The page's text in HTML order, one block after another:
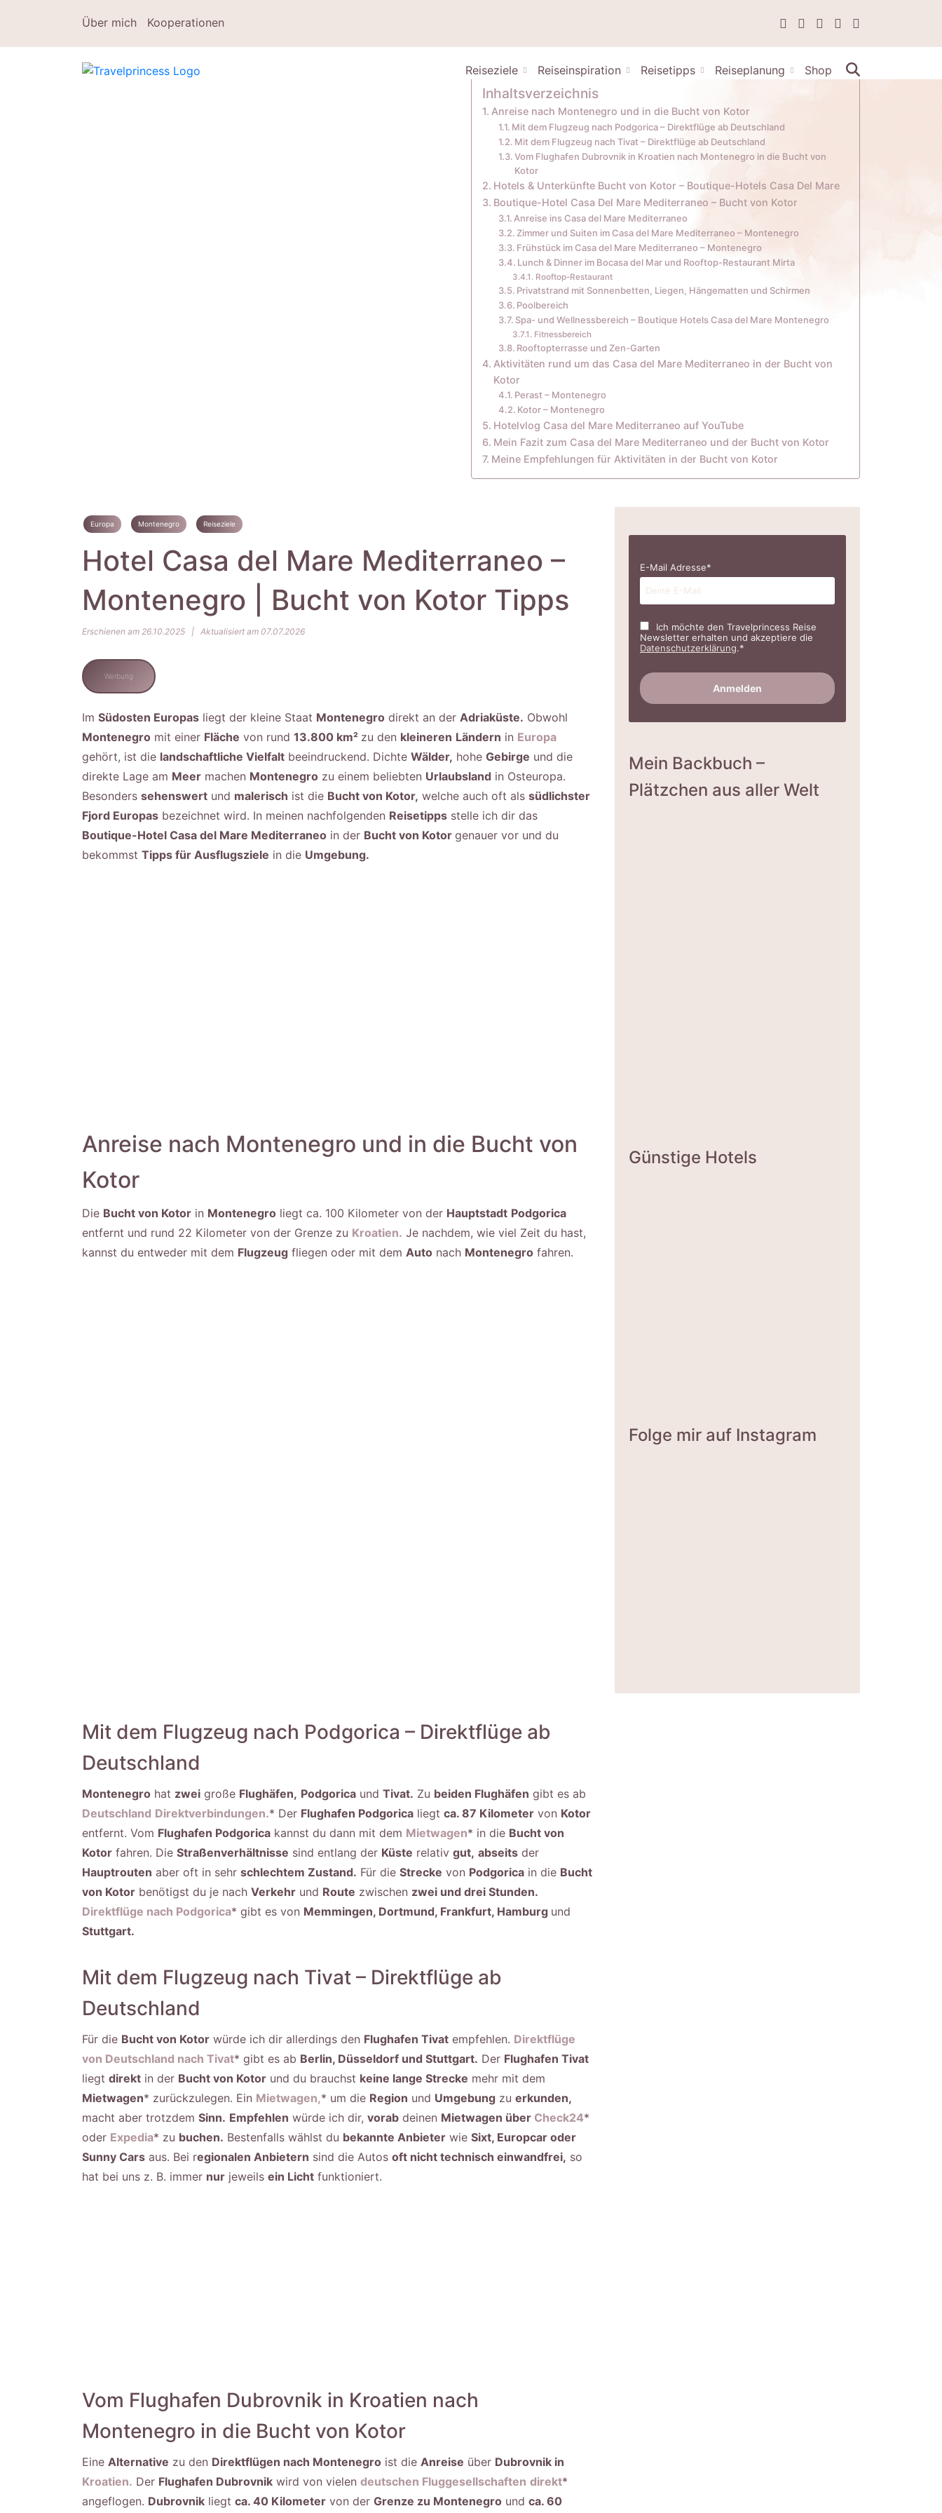
Über mich Kooperationen
Reiseziele Reiseinspiration Reisetipps Reiseplanung Shop
Inhaltsverzeichnis
Anreise nach Montenegro und in die Bucht von Kotor
Mit dem Flugzeug nach Podgorica – Direktflüge ab Deutschland
Mit dem Flugzeug nach Tivat – Direktflüge ab Deutschland
Vom Flughafen Dubrovnik in Kroatien nach Montenegro in die Bucht von
Kotor
Hotels & Unterkünfte Bucht von Kotor – Boutique-Hotels Casa Del Mare
Boutique-Hotel Casa Del Mare Mediterraneo – Bucht von Kotor
Anreise ins Casa del Mare Mediterraneo
Zimmer und Suiten im Casa del Mare Mediterraneo – Montenegro
Frühstück im Casa del Mare Mediterraneo – Montenegro
Lunch & Dinner im Bocasa del Mar und Rooftop-Restaurant Mirta
Rooftop-Restaurant
Privatstrand mit Sonnenbetten, Liegen, Hängematten und Schirmen
Poolbereich
Spa- und Wellnessbereich – Boutique Hotels Casa del Mare Montenegro
Fitnessbereich
Rooftopterrasse und Zen-Garten
Aktivitäten rund um das Casa del Mare Mediterraneo in der Bucht von
Kotor
Perast – Montenegro
Kotor – Montenegro
Hotelvlog Casa del Mare Mediterraneo auf YouTube
Mein Fazit zum Casa del Mare Mediterraneo und der Bucht von Kotor
Meine Empfehlungen für Aktivitäten in der Bucht von Kotor
Europa Montenegro Reiseziele
Hotel Casa del Mare Mediterraneo –
Montenegro | Bucht von Kotor Tipps
Erschienen am 26.10.2025 | Aktualisiert am 07.07.2026
Werbung
Im Südosten Europas liegt der kleine Staat Montenegro direkt an der Adriaküste. Obwohl
Montenegro mit einer Fläche von rund 13.800 km² zu den kleineren Ländern in Europa
gehört, ist die landschaftliche Vielfalt beeindruckend. Dichte Wälder, hohe Gebirge und die
direkte Lage am Meer machen Montenegro zu einem beliebten Urlaubsland in Osteuropa.
Besonders sehenswert und malerisch ist die Bucht von Kotor, welche auch oft als südlichster
Fjord Europas bezeichnet wird. In meinen nachfolgenden Reisetipps stelle ich dir das
Boutique-Hotel Casa del Mare Mediterraneo in der Bucht von Kotor genauer vor und du
bekommst Tipps für Ausflugsziele in die Umgebung.
Anreise nach Montenegro und in die Bucht von
Kotor
Die Bucht von Kotor in Montenegro liegt ca. 100 Kilometer von der Hauptstadt Podgorica
entfernt und rund 22 Kilometer von der Grenze zu Kroatien. Je nachdem, wie viel Zeit du hast,
kannst du entweder mit dem Flugzeug fliegen oder mit dem Auto nach Montenegro fahren.
Mit dem Flugzeug nach Podgorica – Direktflüge ab
Deutschland
Montenegro hat zwei große Flughäfen, Podgorica und Tivat. Zu beiden Flughäfen gibt es ab
Deutschland Direktverbindungen.* Der Flughafen Podgorica liegt ca. 87 Kilometer von Kotor
entfernt. Vom Flughafen Podgorica kannst du dann mit dem Mietwagen* in die Bucht von
Kotor fahren. Die Straßenverhältnisse sind entlang der Küste relativ gut, abseits der
Hauptrouten aber oft in sehr schlechtem Zustand. Für die Strecke von Podgorica in die Bucht
von Kotor benötigst du je nach Verkehr und Route zwischen zwei und drei Stunden.
Direktflüge nach Podgorica* gibt es von Memmingen, Dortmund, Frankfurt, Hamburg und
Stuttgart.
Mit dem Flugzeug nach Tivat – Direktflüge ab
Deutschland
Für die Bucht von Kotor würde ich dir allerdings den Flughafen Tivat empfehlen. Direktflüge
von Deutschland nach Tivat* gibt es ab Berlin, Düsseldorf und Stuttgart. Der Flughafen Tivat
liegt direkt in der Bucht von Kotor und du brauchst keine lange Strecke mehr mit dem
Mietwagen* zurückzulegen. Ein Mietwagen,* um die Region und Umgebung zu erkunden,
macht aber trotzdem Sinn. Empfehlen würde ich dir, vorab deinen Mietwagen über Check24*
oder Expedia* zu buchen. Bestenfalls wählst du bekannte Anbieter wie Sixt, Europcar oder
Sunny Cars aus. Bei regionalen Anbietern sind die Autos oft nicht technisch einwandfrei, so
hat bei uns z. B. immer nur jeweils ein Licht funktioniert.
Vom Flughafen Dubrovnik in Kroatien nach
Montenegro in die Bucht von Kotor
Eine Alternative zu den Direktflügen nach Montenegro ist die Anreise über Dubrovnik in
Kroatien. Der Flughafen Dubrovnik wird von vielen deutschen Fluggesellschaften direkt*
angeflogen. Dubrovnik liegt ca. 40 Kilometer von der Grenze zu Montenegro und ca. 60
E-Mail Adresse*
Ich möchte den Travelprincess Reise
Newsletter erhalten und akzeptiere die
Datenschutzerklärung.*
Mein Backbuch –
Plätzchen aus aller Welt
Günstige Hotels
Folge mir auf Instagram